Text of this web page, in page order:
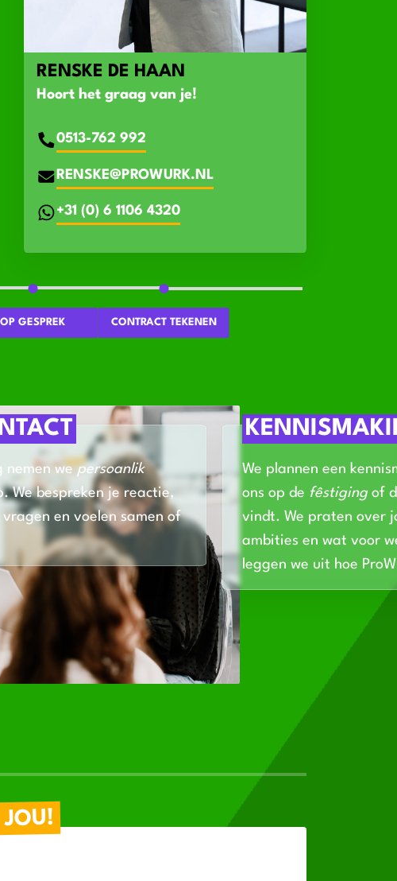
RENSKE DE HAAN
Hoort het graag van je!
0513-762 992
RENSKE@PROWURK.NL
+31 (0) 6 1106 4320
OP GESPREK CONTRACT TEKENEN
nemen wepersoanlik
We bespreken je reactie,
en voelen samen of
We plannen een
ons op de fêstigingof
vindt. We praten over
ambities en wat voor
leggen we uit hoe